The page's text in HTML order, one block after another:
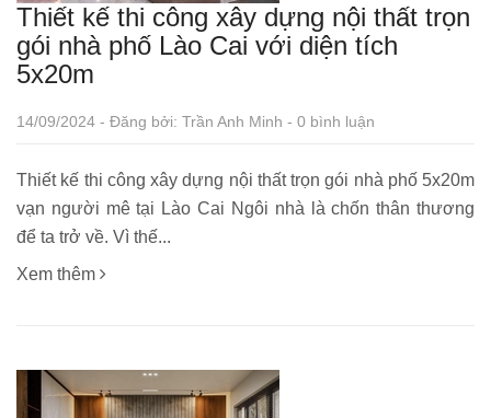
Thiết kế thi công xây dựng nội thất trọn
gói nhà phố Lào Cai với diện tích
5x20m
14/09/2024 - Đăng bởi: Trần Anh Minh - 0 bình luận
Thiết kế thi công xây dựng nội thất trọn gói nhà phố 5x20m
vạn người mê tại Lào Cai Ngôi nhà là chốn thân thương
để ta trở về. Vì thế...
Xem thêm